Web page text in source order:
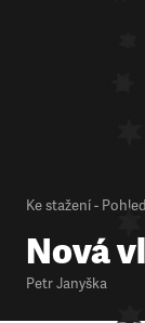
Ke stažení -
Nová
Petr Janyška